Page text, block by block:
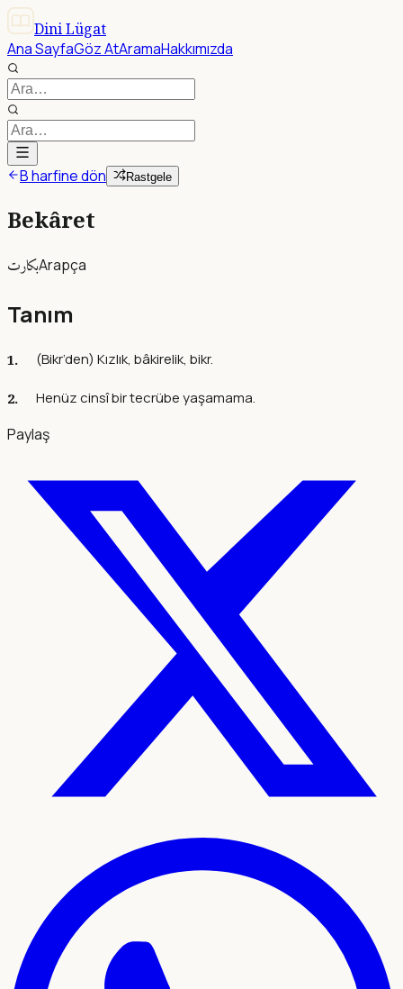
Dini Lügat
Ana SayfaGöz AtAramaHakkımızda
B harfine dön Rastgele
Bekâret
بكارتArapça
Tanım
(Bikr’den) Kızlık, bâkirelik, bikr.
Henüz cinsî bir tecrübe yaşamama.
Paylaş